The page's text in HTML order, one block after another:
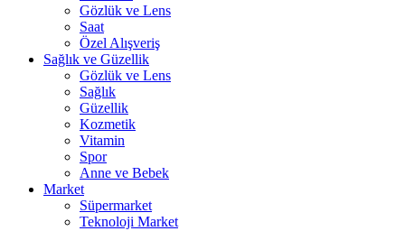
Gözlük ve Lens
Saat
Özel Alışveriş
Sağlık ve Güzellik
Gözlük ve Lens
Sağlık
Güzellik
Kozmetik
Vitamin
Spor
Anne ve Bebek
Market
Süpermarket
Teknoloji Market